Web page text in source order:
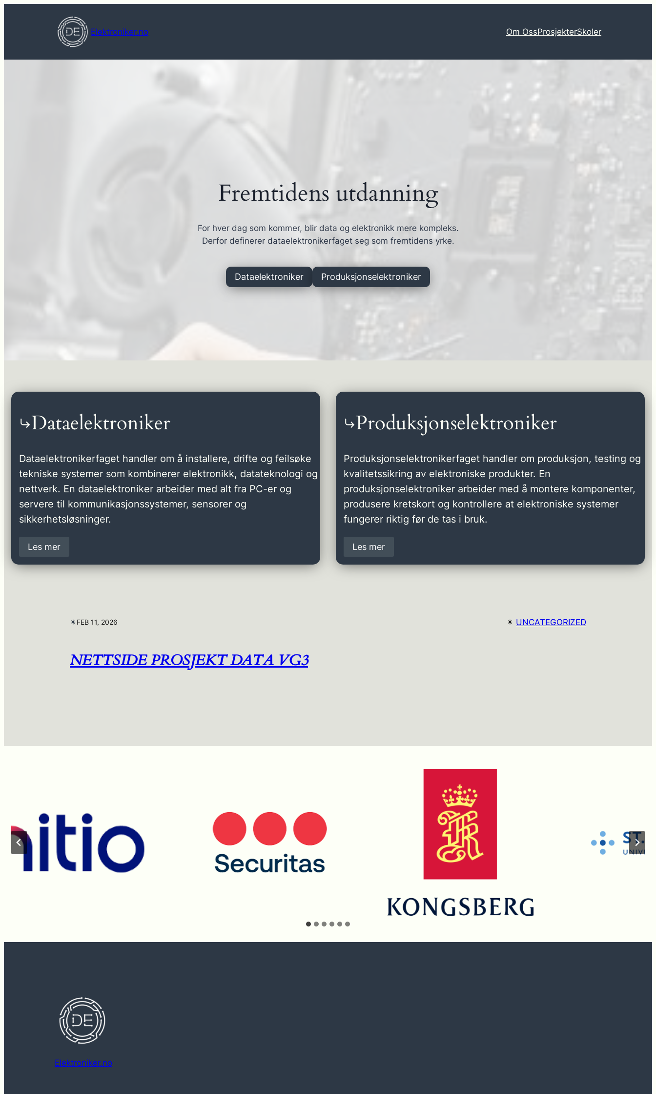
Elektroniker.no Om OssProsjekterSkoler
Fremtidens utdanning
For hver dag som kommer, blir data og elektronikk mere kompleks.
Derfor definerer dataelektronikerfaget seg som fremtidens yrke.
Dataelektroniker Produksjonselektroniker
Dataelektroniker
Dataelektronikerfaget handler om å installere, drifte og feilsøke
tekniske systemer som kombinerer elektronikk, datateknologi og
nettverk. En dataelektroniker arbeider med alt fra PC-er og
servere til kommunikasjonssystemer, sensorer og
sikkerhetsløsninger.
Les mer
Produksjonselektroniker
Produksjonselektronikerfaget handler om produksjon, testing og
kvalitetssikring av elektroniske produkter. En
produksjonselektroniker arbeider med å montere komponenter,
produsere kretskort og kontrollere at elektroniske systemer
fungerer riktig før de tas i bruk.
Les mer
✴︎FEB 11, 2026 ✴︎ UNCATEGORIZED
NETTSIDE PROSJEKT DATA VG3
Elektroniker.no